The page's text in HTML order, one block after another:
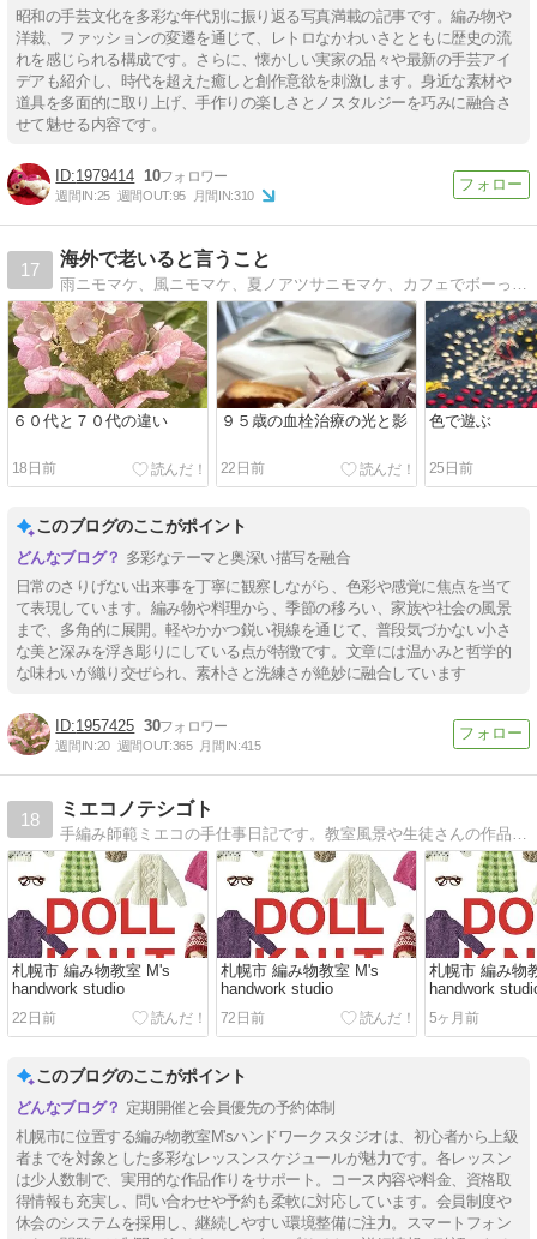
昭和の手芸文化を多彩な年代別に振り返る写真満載の記事です。編み物や
洋裁、ファッションの変遷を通じて、レトロなかわいさとともに歴史の流
れを感じられる構成です。さらに、懐かしい実家の品々や最新の手芸アイ
デアも紹介し、時代を超えた癒しと創作意欲を刺激します。身近な素材や
道具を多面的に取り上げ、手作りの楽しさとノスタルジーを巧みに融合さ
せて魅せる内容です。
1979414 10
週間IN:25 週間OUT:95 月間IN:310
17
海外で老いると言うこと
雨ニモマケ、風ニモマケ、夏ノアツサニモマケ、カフェでボーっと珈琲を飲む。
６０代と７０代の違い
18日前
９５歳の血栓治療の光と影
22日前
色で遊ぶ
25日前
このブログのここがポイント
多彩なテーマと奥深い描写を融合
日常のさりげない出来事を丁寧に観察しながら、色彩や感覚に焦点を当て
て表現しています。編み物や料理から、季節の移ろい、家族や社会の風景
まで、多角的に展開。軽やかかつ鋭い視線を通じて、普段気づかない小さ
な美と深みを浮き彫りにしている点が特徴です。文章には温かみと哲学的
な味わいが織り交ぜられ、素朴さと洗練さが絶妙に融合しています
1957425 30
週間IN:20 週間OUT:365 月間IN:415
18
ミエコノテシゴト
手編み師範ミエコの手仕事日記です。教室風景や生徒さんの作品も掲載中〜♪
札幌市 編み物教室 M's
handwork studio
22日前
札幌市 編み物教室 M's
handwork studio
72日前
札幌市 編み物
handwork
5ヶ月前
このブログのここがポイント
定期開催と会員優先の予約体制
札幌市に位置する編み物教室M'sハンドワークスタジオは、初心者から上級
者までを対象とした多彩なレッスンスケジュールが魅力です。各レッスン
は少人数制で、実用的な作品作りをサポート。コース内容や料金、資格取
得情報も充実し、問い合わせや予約も柔軟に対応しています。会員制度や
休会のシステムを採用し、継続しやすい環境整備に注力。スマートフォン